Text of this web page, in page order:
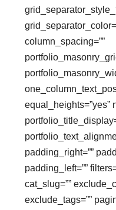
column_spacing=””
equal_heights=”yes”
padding_right=””
padding_left=””
cat_slug=””
exclude_tags=””